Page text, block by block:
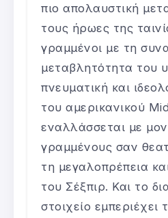
πιο απολαυστική
τους ήρωες της
γραμμένοι με τη
μεταβλητότητα του
πνευματική και
του αμερικανικού
εναλλάσσεται με
γραμμένους σαν
τη μεγαλοπρέπεια
του Σέξπιρ. Και το
στοιχείο εμπεριέχει